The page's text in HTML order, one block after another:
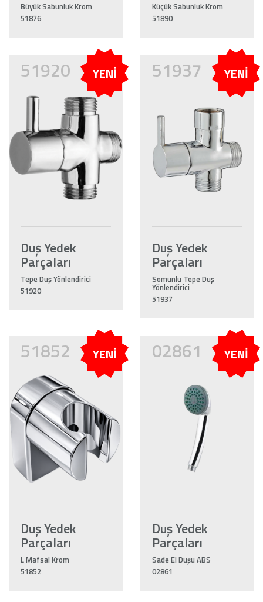
Büyük Sabunluk Krom
51876
Küçük Sabunluk Krom
51890
51920 YENİ
Duş Yedek
Parçaları
Tepe Duş Yönlendirici
51920
51937 YENİ
Duş Yedek
Parçaları
Somunlu Tepe Duş
Yönlendirici
51937
51852 YENİ
Duş Yedek
Parçaları
L Mafsal Krom
51852
02861 YENİ
Duş Yedek
Parçaları
Sade El Duşu ABS
02861